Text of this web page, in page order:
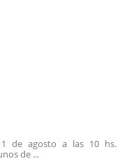
de agosto a las 10 hs.
de ...